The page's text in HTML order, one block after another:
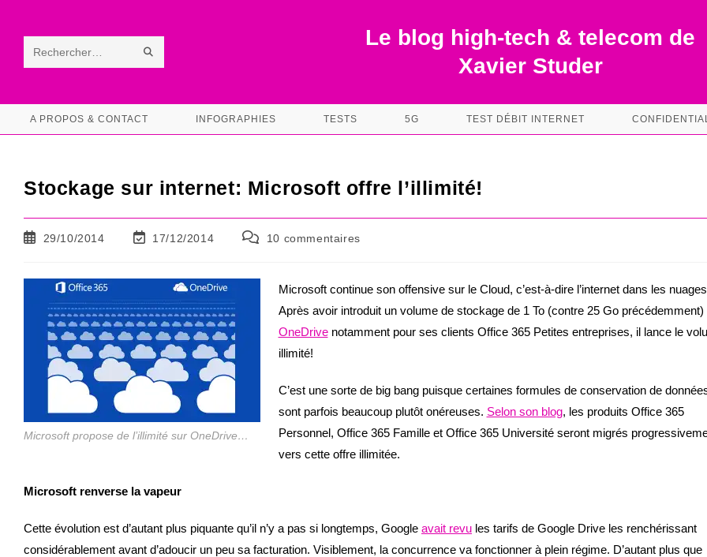
contentRechercher
ce RECHERCHE
Le blog high-tech & telecom de
Xavier Studer
A PROPOS & CONTACT INFOGRAPHIES TESTS 5G TEST DÉBIT INTERNET
Stockage sur internet: Microsoft offre l’illimité!
Publication
29/10/2014
Dernière
la
17/12/2014
Commentaires
publication :
10 commentaires
Microsoft propose de l’illimité sur OneDrive…
Microsoft continue son offensive sur le Cloud, c’est-à-dire l’internet dans les
Après avoir introduit un volume de stockage de 1 To (contre 25 Go précédemment)
OneDrivenotamment pour ses clients Office 365 Petites entreprises, il lance le
illimité!
C’est une sorte de big bang puisque certaines formules de conservation de
sont parfois beaucoup plutôt onéreuses. Selon son blog, les produits Office 365
Personnel, Office 365 Famille et Office 365 Université seront migrés
vers cette offre illimitée.
Microsoft renverse la vapeur
Cette évolution est d’autant plus piquante qu’il n’y a pas si longtemps, Google avait revu les tarifs de Google Drive les renchérissant
considérablement avant d’adoucir un peu sa facturation. Visiblement, la concurrence va fonctionner à plein régime. D’autant plus que